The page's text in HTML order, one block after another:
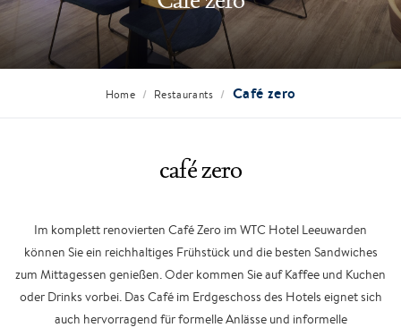
Home / Restaurants / Café zero
café zero
Im komplett renovierten Café Zero im WTC Hotel Leeuwarden
können Sie ein reichhaltiges Frühstück und die besten Sandwiches
zum Mittagessen genießen. Oder kommen Sie auf Kaffee und Kuchen
oder Drinks vorbei. Das Café im Erdgeschoss des Hotels eignet sich
auch hervorragend für formelle Anlässe und informelle